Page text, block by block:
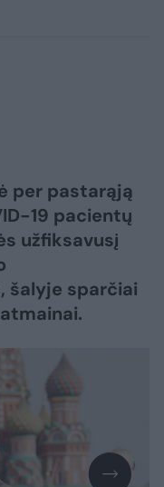
per pastarąją
19 pacientų
užfiksavusį
šalyje sparčiai